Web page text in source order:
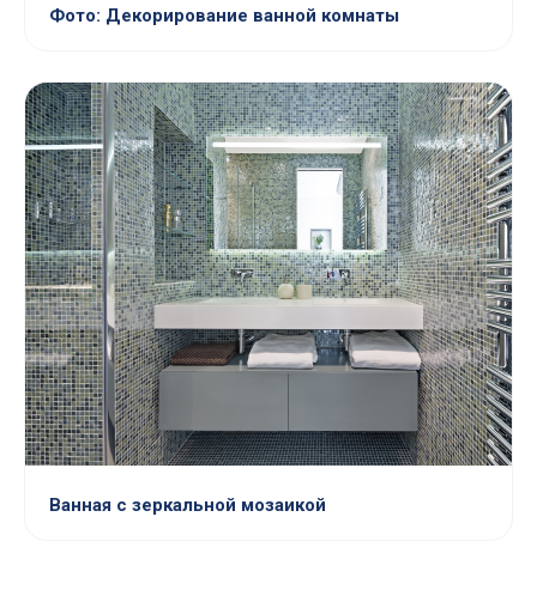
Фото: Декорирование ванной комнаты
Ванная с зеркальной мозаикой